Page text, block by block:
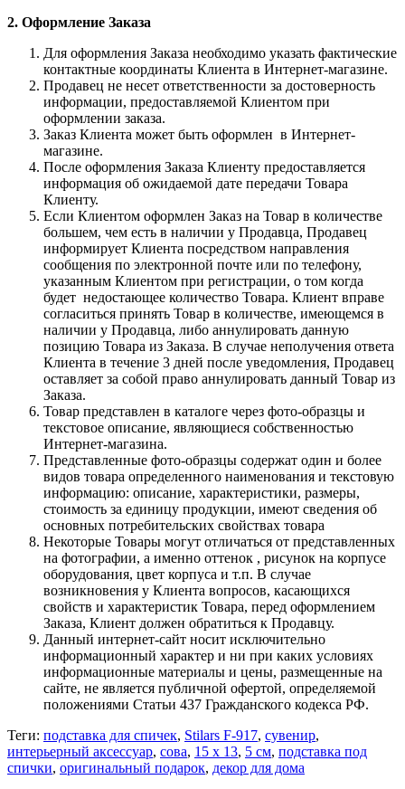
2. Оформление Заказа
Для оформления Заказа необходимо указать фактические
контактные координаты Клиента в Интернет-магазине.
Продавец не несет ответственности за достоверность
информации, предоставляемой Клиентом при
оформлении заказа.
Заказ Клиента может быть оформлен в Интернет-
магазине.
После оформления Заказа Клиенту предоставляется
информация об ожидаемой дате передачи Товара
Клиенту.
Если Клиентом оформлен Заказ на Товар в количестве
большем, чем есть в наличии у Продавца, Продавец
информирует Клиента посредством направления
сообщения по электронной почте или по телефону,
указанным Клиентом при регистрации, о том когда
будет недостающее количество Товара. Клиент вправе
согласиться принять Товар в количестве, имеющемся в
наличии у Продавца, либо аннулировать данную
позицию Товара из Заказа. В случае неполучения ответа
Клиента в течение 3 дней после уведомления, Продавец
оставляет за собой право аннулировать данный Товар из
Заказа.
Товар представлен в каталоге через фото-образцы и
текстовое описание, являющиеся собственностью
Интернет-магазина.
Представленные фото-образцы содержат один и более
видов товара определенного наименования и текстовую
информацию: описание, характеристики, размеры,
стоимость за единицу продукции, имеют сведения об
основных потребительских свойствах товара
Некоторые Товары могут отличаться от представленных
на фотографии, а именно оттенок , рисунок на корпусе
оборудования, цвет корпуса и т.п. В случае
возникновения у Клиента вопросов, касающихся
свойств и характеристик Товара, перед оформлением
Заказа, Клиент должен обратиться к Продавцу.
Данный интернет-сайт носит исключительно
информационный характер и ни при каких условиях
информационные материалы и цены, размещенные на
сайте, не является публичной офертой, определяемой
положениями Статьи 437 Гражданского кодекса РФ.
Теги: подставка для спичек, Stilars F-917, сувенир,
интерьерный аксессуар, сова, 15 х 13, 5 см, подставка под
спички, оригинальный подарок, декор для дома